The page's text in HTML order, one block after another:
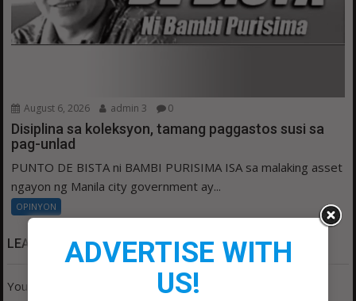
August 6, 2026 admin 3 0
Disiplina sa koleksyon, tamang paggastos susi sa
pag-unlad
PUNTO DE BISTA ni BAMBI PURISIMA ISA sa malaking asset
ngayon ng Manila city government ay...
OPINYON
LEAVE A COMMENT
You must be to post a comment.
ADVERTISE WITH
US!